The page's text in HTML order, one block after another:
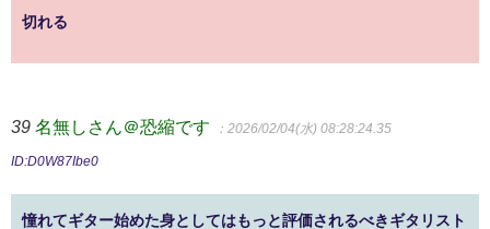
切れる
39 名無しさん＠恐縮です ：2026/02/04(水) 08:28:24.35
ID:D0W87Ibe0
憧れてギター始めた身としてはもっと評価されるべきギタリスト